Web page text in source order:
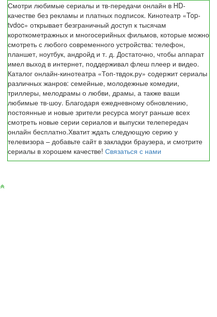
Смотри любимые сериалы и тв-передачи онлайн в HD-
качестве без рекламы и платных подписок. Кинотеатр «Top-
tvdoc» открывает безграничный доступ к тысячам
короткометражных и многосерийных фильмов, которые можно
смотреть с любого современного устройства: телефон,
планшет, ноутбук, андройд и т. д. Достаточно, чтобы аппарат
имел выход в интернет, поддерживал флеш плеер и видео.
Каталог онлайн-кинотеатра «Топ-твдок.ру» содержит сериалы
различных жанров: семейные, молодежные комедии,
триллеры, мелодрамы о любви, драмы, а также ваши
любимые тв-шоу. Благодаря ежедневному обновлению,
постоянные и новые зрители ресурса могут раньше всех
смотреть новые серии сериалов и выпуски телепередач
онлайн бесплатно.Хватит ждать следующую серию у
телевизора – добавьте сайт в закладки браузера, и смотрите
сериалы в хорошем качестве! Связаться с нами